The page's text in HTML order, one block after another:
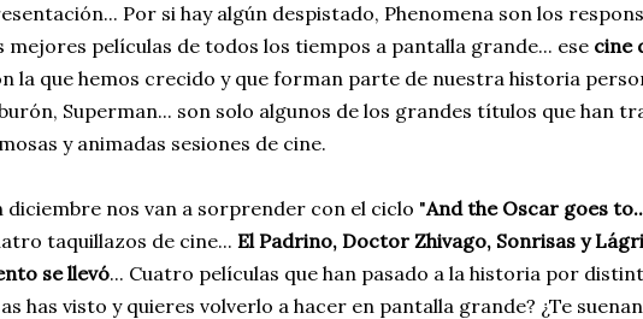
Por si hay algún despistado, Phenomena son los
mejores películas de todos los tiempos a pantalla grande... ese cine
la que hemos crecido y que forman parte de nuestra historia
Superman... son solo algunos de los grandes títulos que han
y animadas sesiones de cine.
diciembre nos van a sorprender con el ciclo "And the Oscar goes
taquillazos de cine... El Padrino, Doctor Zhivago, Sonrisas y
se llevó... Cuatro películas que han pasado a la historia por
has visto y quieres volverlo a hacer en pantalla grande? ¿Te